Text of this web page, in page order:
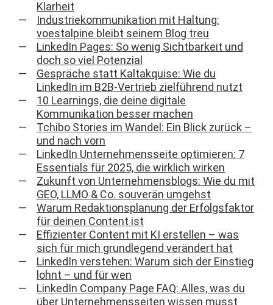
Klarheit
Industriekommunikation mit Haltung:
voestalpine bleibt seinem Blog treu
LinkedIn Pages: So wenig Sichtbarkeit und
doch so viel Potenzial
Gespräche statt Kaltakquise: Wie du
LinkedIn im B2B‑Vertrieb zielführend nutzt
10 Learnings, die deine digitale
Kommunikation besser machen
Tchibo Stories im Wandel: Ein Blick zurück –
und nach vorn
LinkedIn Unternehmensseite optimieren: 7
Essentials für 2025, die wirklich wirken
Zukunft von Unternehmensblogs: Wie du mit
GEO, LLMO & Co. souverän umgehst
Warum Redaktionsplanung der Erfolgsfaktor
für deinen Content ist
Effizienter Content mit KI erstellen – was
sich für mich grundlegend verändert hat
LinkedIn verstehen: Warum sich der Einstieg
lohnt – und für wen
LinkedIn Company Page FAQ: Alles, was du
über Unternehmensseiten wissen musst